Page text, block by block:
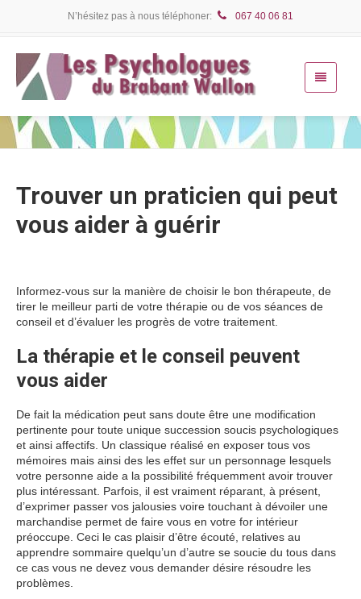
N’hésitez pas à nous téléphoner: 067 40 06 81
Trouver un praticien qui peut
vous aider à guérir
Informez-vous sur la manière de choisir le bon thérapeute, de
tirer le meilleur parti de votre thérapie ou de vos séances de
conseil et d’évaluer les progrès de votre traitement.
La thérapie et le conseil peuvent
vous aider
De fait la médication peut sans doute être une modification
pertinente pour toute unique succession soucis psychologiques
et ainsi affectifs. Un classique réalisé en exposer tous vos
mémoires mais ainsi des les effet sur un personnage lesquels
votre personne aide a la possibilité fréquemment avoir trouver
plus intéressant. Parfois, il est vraiment réparant, à présent,
d’exprimer passer vos jalousies voire touchant à dévoiler une
marchandise permet de faire vous en votre for intérieur
préoccupe. Ceci le cas plaisir d’être écouté, relatives au
apprendre sommaire quelqu’un d’autre se soucie du tous dans
ce cas vous ne devez vous demander désire résoudre les
problèmes.